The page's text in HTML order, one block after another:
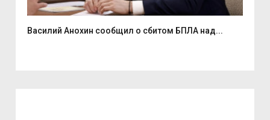
Василий Анохин сообщил о сбитом БПЛА над...